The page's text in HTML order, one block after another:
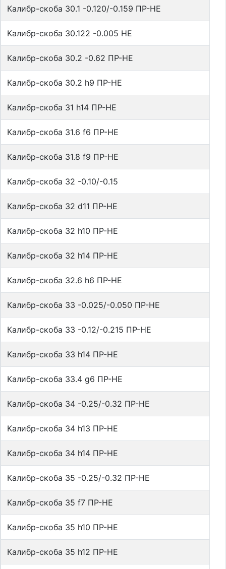
Калибр-скоба 30.1 -0.120/-0.159 ПР-НЕ
Калибр-скоба 30.122 -0.005 НЕ
Калибр-скоба 30.2 -0.62 ПР-НЕ
Калибр-скоба 30.2 h9 ПР-НЕ
Калибр-скоба 31 h14 ПР-НЕ
Калибр-скоба 31.6 f6 ПР-НЕ
Калибр-скоба 31.8 f9 ПР-НЕ
Калибр-скоба 32 -0.10/-0.15
Калибр-скоба 32 d11 ПР-НЕ
Калибр-скоба 32 h10 ПР-НЕ
Калибр-скоба 32 h14 ПР-НЕ
Калибр-скоба 32.6 h6 ПР-НЕ
Калибр-скоба 33 -0.025/-0.050 ПР-НЕ
Калибр-скоба 33 -0.12/-0.215 ПР-НЕ
Калибр-скоба 33 h14 ПР-НЕ
Калибр-скоба 33.4 g6 ПР-НЕ
Калибр-скоба 34 -0.25/-0.32 ПР-НЕ
Калибр-скоба 34 h13 ПР-НЕ
Калибр-скоба 34 h14 ПР-НЕ
Калибр-скоба 35 -0.25/-0.32 ПР-НЕ
Калибр-скоба 35 f7 ПР-НЕ
Калибр-скоба 35 h10 ПР-НЕ
Калибр-скоба 35 h12 ПР-НЕ